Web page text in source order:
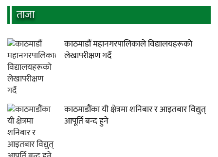
ताजा
काठमाडौं महानगरपालिकाले विद्यालयहरूको
लेखापरीक्षण गर्दै
काठमाडौंका यी क्षेत्रमा शनिबार र आइतबार विद्युत्
आपूर्ति बन्द हुने